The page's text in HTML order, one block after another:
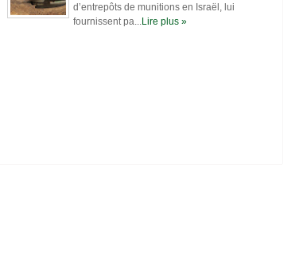
d’entrepôts de munitions en Israël, lui
fournissent pa...Lire plus »